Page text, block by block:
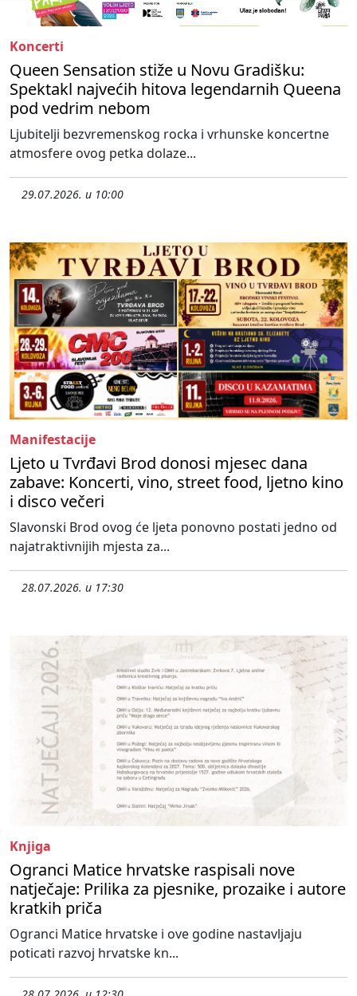
Koncerti
Queen Sensation stiže u Novu Gradišku:
Spektakl najvećih hitova legendarnih Queena
pod vedrim nebom
Ljubitelji bezvremenskog rocka i vrhunske koncertne
atmosfere ovog petka dolaze...
29.07.2026. u 10:00
Manifestacije
Ljeto u Tvrđavi Brod donosi mjesec dana
zabave: Koncerti, vino, street food, ljetno kino
i disco večeri
Slavonski Brod ovog će ljeta ponovno postati jedno od
najatraktivnijih mjesta za...
28.07.2026. u 17:30
Knjiga
Ogranci Matice hrvatske raspisali nove
natječaje: Prilika za pjesnike, prozaike i autore
kratkih priča
Ogranci Matice hrvatske i ove godine nastavljaju
poticati razvoj hrvatske kn...